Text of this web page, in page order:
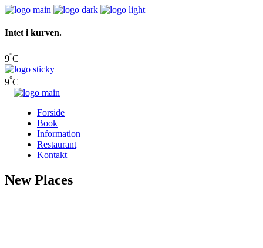
Intet i kurven.
9°C
9°C
Forside
Book
Information
Restaurant
Kontakt
New Places